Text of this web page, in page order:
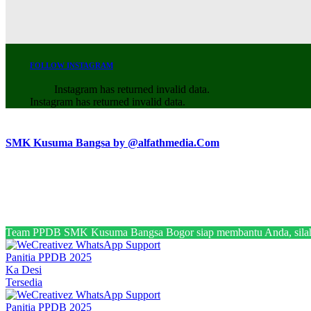
FOLLOW INSTAGRAM
Instagram has returned invalid data.
Instagram has returned invalid data.
SMK Kusuma Bangsa by @alfathmedia.Com
Team PPDB SMK Kusuma Bangsa Bogor siap membantu Anda,
Panitia PPDB 2025
Ka Desi
Tersedia
Panitia PPDB 2025